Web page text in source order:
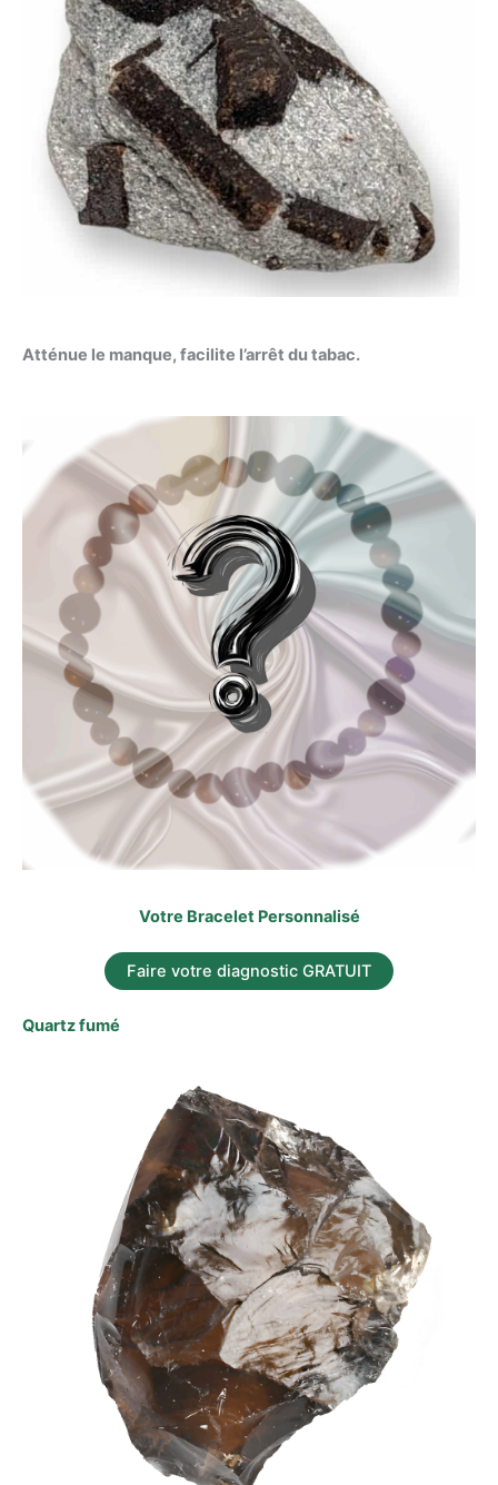
Atténue le manque, facilite l’arrêt du tabac.
Votre Bracelet Personnalisé
Faire votre diagnostic GRATUIT
Quartz fumé